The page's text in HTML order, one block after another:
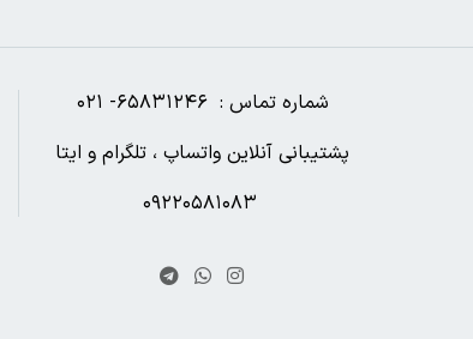
شماره تماس : ۶۵۸۳۱۲۴۶- ۰۲۱
پشتیبانی آنلاین واتساپ ، تلگرام و ایتا